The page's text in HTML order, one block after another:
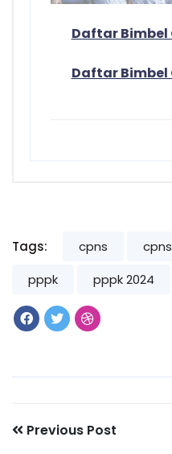
Daftar Bimbel
Daftar Bimbel
Tags: cpns
pppk
pppk 2024
Previous Post